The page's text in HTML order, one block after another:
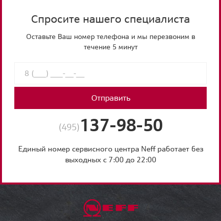
Спросите нашего специалиста
Оставьте Ваш номер телефона и мы перезвоним в
течение 5 минут
Отправить
(495) 137-98-50
Единый номер сервисного центра Neff работает без
выходных с 7:00 до 22:00